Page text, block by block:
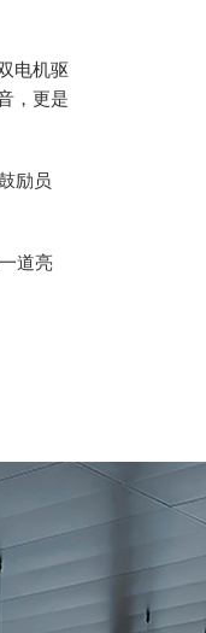
电机驱
，更是
励员
道亮